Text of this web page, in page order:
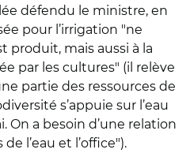
défendu le ministre, en
pour l’irrigation "ne
produit, mais aussi à la
par les cultures" (il relève
partie des ressources de
s’appuie sur l’eau
On a besoin d’une relation
l’eau et l’office").